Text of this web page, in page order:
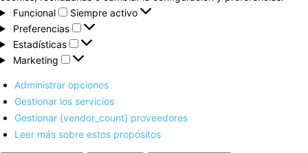
Funcional
Funcional
Siempre activo
Preferencias
Preferencias
Estadísticas
Estadísticas
Marketing
Marketing
Administrar opciones
Gestionar los servicios
Gestionar {vendor_count} proveedores
Leer más sobre estos propósitos